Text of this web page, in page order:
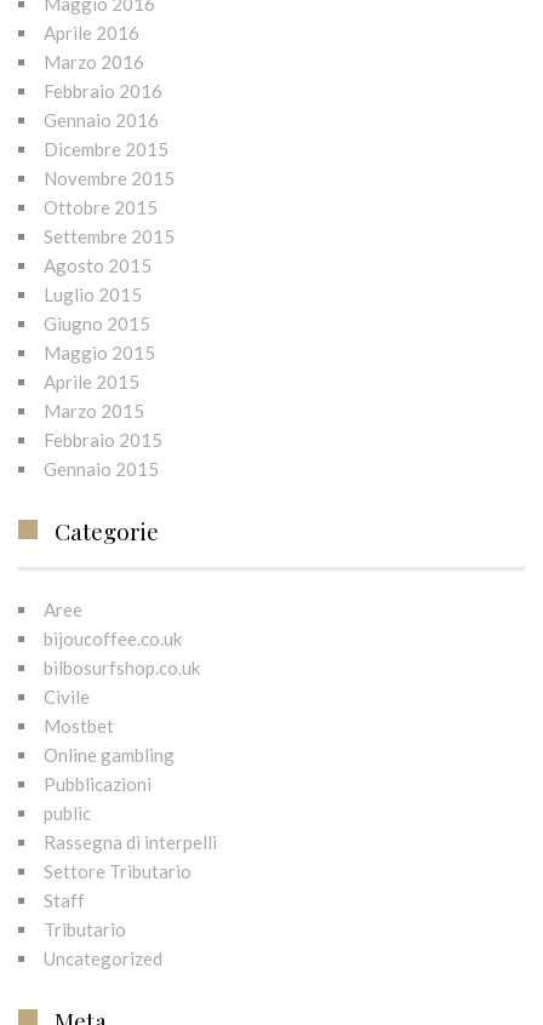
Aprile 2016
Marzo 2016
Febbraio 2016
Gennaio 2016
Dicembre 2015
Novembre 2015
Ottobre 2015
Settembre 2015
Agosto 2015
Luglio 2015
Giugno 2015
Maggio 2015
Aprile 2015
Marzo 2015
Febbraio 2015
Gennaio 2015
Categorie
Aree
bijoucoffee.co.uk
bilbosurfshop.co.uk
Civile
Mostbet
Online gambling
Pubblicazioni
public
Rassegna di interpelli
Settore Tributario
Staff
Tributario
Uncategorized